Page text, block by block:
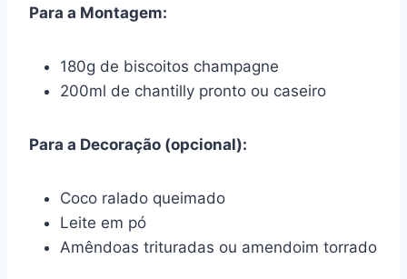
Para a Montagem:
180g de biscoitos champagne
200ml de chantilly pronto ou caseiro
Para a Decoração (opcional):
Coco ralado queimado
Leite em pó
Amêndoas trituradas ou amendoim torrado